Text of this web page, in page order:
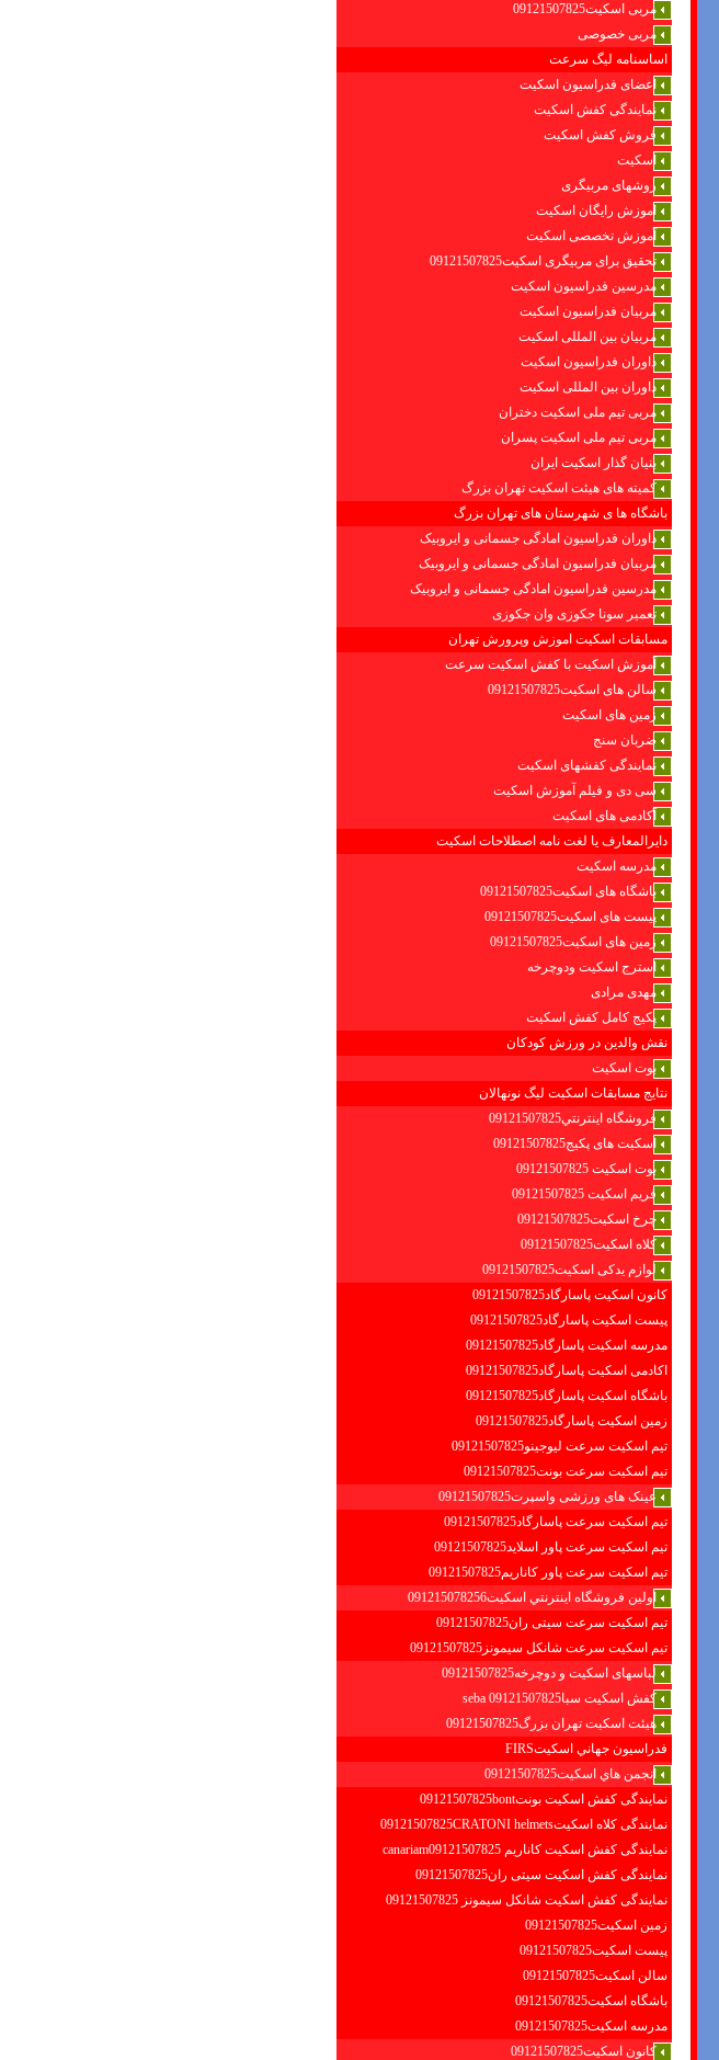
مربی اسکیت09121507825
مربی خصوصی
اساسنامه لیگ سرعت
اعضای فدراسیون اسکیت
نمایندگی کفش اسکیت
فروش کفش اسکیت
اسکیت
روشهای مربیگری
اموزش رایگان اسکیت
آموزش تخصصی اسکیت
تحقیق برای مربیگری اسکیت09121507825
مدرسین فدراسیون اسکیت
مربیان فدراسیون اسکیت
مربیان بین المللی اسکیت
داوران فدراسیون اسکیت
داوران بین المللی اسکیت
مربی تیم ملی اسکیت دختران
مربی تیم ملی اسکیت پسران
بنیان گذار اسکیت ایران
کمیته های هیئت اسکیت تهران بزرگ
باشگاه ها ی شهرستان های تهران بزرگ
داوران فدراسیون امادگی جسمانی و ایروبیک
مربیان فدراسیون امادگی جسمانی و ایروبیک
مدرسین فدراسیون امادگی جسمانی و ایروبیک
تعمیر سونا جکوزی وان جکوزی
مسابقات اسکیت اموزش وپرورش تهران
آموزش اسکیت با کفش اسکیت سرعت
سالن های اسکیت09121507825
زمین های اسکیت
ضربان سنج
نمایندگی کفشهای اسکیت
سی دی و فیلم آموزش اسکیت
آکادمی های اسکیت
دایرالمعارف یا لغت نامه اصطلاحات اسکیت
مدرسه اسکیت
باشگاه های اسکیت09121507825
پیست های اسکیت09121507825
زمین های اسکیت09121507825
استرج اسکیت ودوچرخه
مهدی مرادی
پکیج کامل کفش اسکیت
نقش والدین در ورزش کودکان
بوت اسکیت
نتایج مسابقات اسکیت لیگ نونهالان
فروشگاه اينترنتي09121507825
اسکیت های پکیج09121507825
بوت اسکیت 09121507825
فریم اسکیت 09121507825
چرخ اسکیت09121507825
کلاه اسکیت09121507825
لوازم یدکی اسکیت09121507825
کانون اسکیت پاسارگاد09121507825
پیست اسکیت پاسارگاد09121507825
مدرسه اسکیت پاسارگاد09121507825
اکادمی اسکیت پاسارگاد09121507825
باشگاه اسکیت پاسارگاد09121507825
زمین اسکیت پاسارگاد09121507825
تیم اسکیت سرعت لیوجینو09121507825
تیم اسکیت سرعت بونت09121507825
عینک های ورزشی واسپرت09121507825
تیم اسکیت سرعت پاسارگاد09121507825
تیم اسکیت سرعت پاور اسلاید09121507825
تیم اسکیت سرعت پاور کاناریم09121507825
اولين فروشگاه اينترنتي اسكيت091215078256
تیم اسکیت سرعت سیتی ران09121507825
تیم اسکیت سرعت شانکل سیمونز09121507825
لباسهای اسکیت و دوچرخه09121507825
کفش اسکیت سبا09121507825 seba
هیئت اسکیت تهران بزرگ09121507825
فدراسيون جهاني اسكيتFIRS
انجمن هاي اسكيت09121507825
نمایندگی کفش اسکیت بونت09121507825bont
نمایندگی کلاه اسکیت09121507825CRATONI helmets
نمایندگی کفش اسکیت كاناريم canariam09121507825
نمایندگی کفش اسکیت سیتی ران09121507825
نمایندگی کفش اسکیت شانكل سيمونز 09121507825
زمین اسکیت09121507825
پیست اسکیت09121507825
سالن اسکیت09121507825
باشگاه اسکیت09121507825
مدرسه اسکیت09121507825
کانون اسکیت09121507825